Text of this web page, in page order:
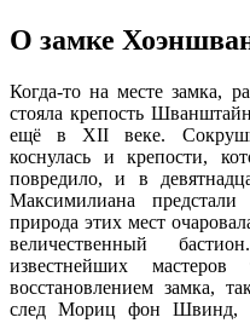
О замке
Когда-то на месте замка,
стояла крепость
ещё в XII веке.
коснулась и крепости,
повредило, и в
Максимилиана
природа этих мест
величественный
известнейших
восстановлением замка,
след Мориц фон Швинд,